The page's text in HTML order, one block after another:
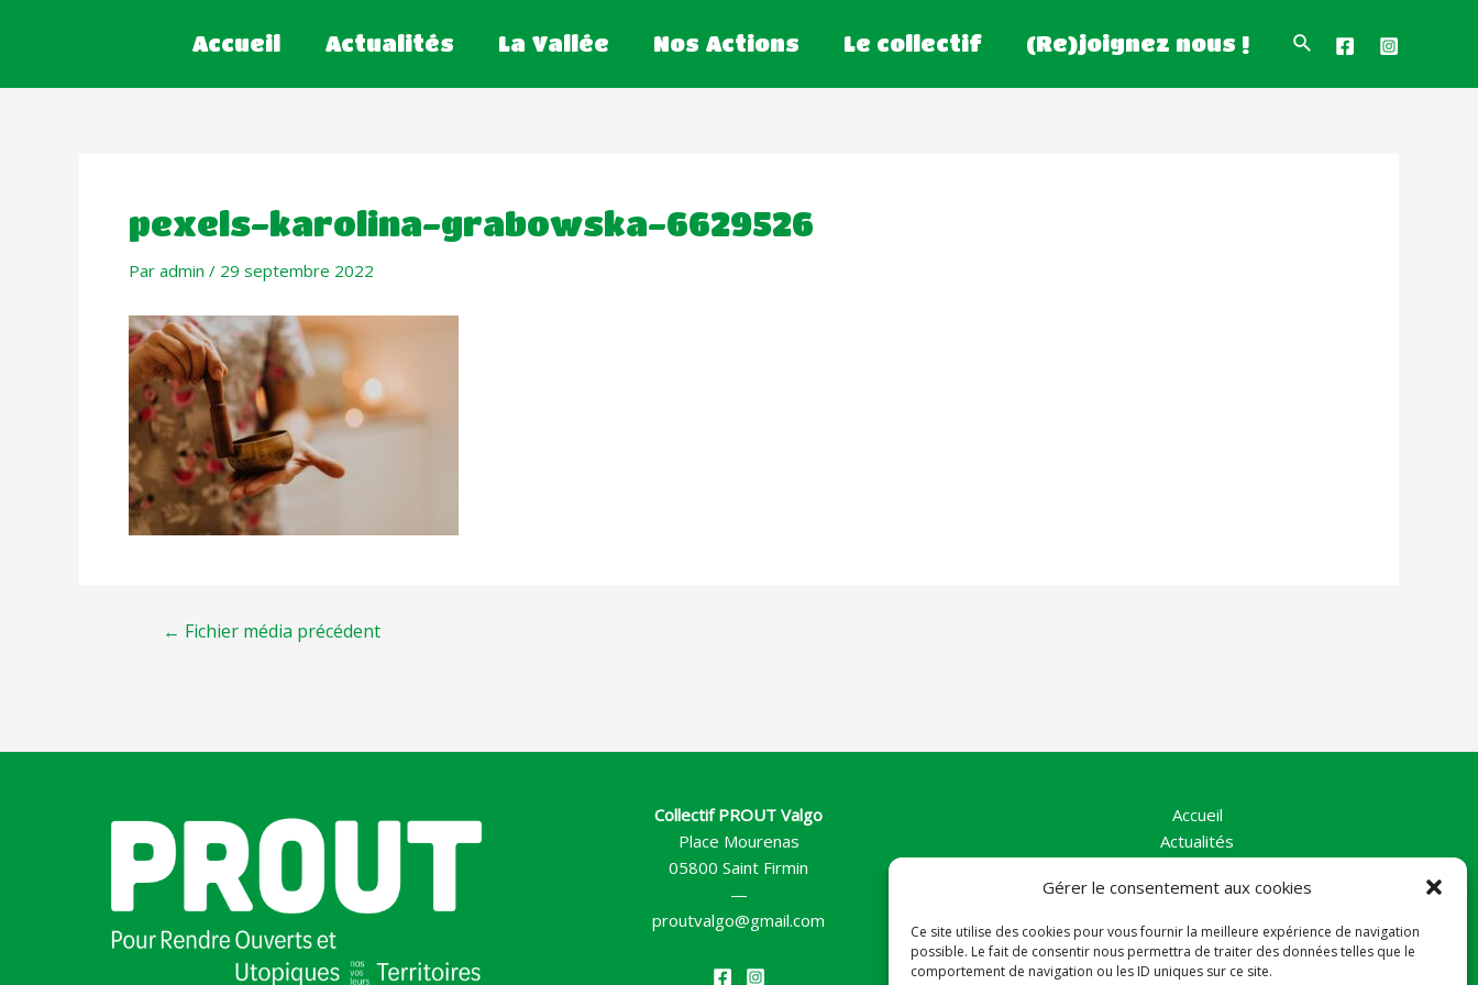
Gérer le consentement aux cookies
Ce site utilise des cookies pour vous fournir la meilleure expérience de navigation
possible. Le fait de consentir nous permettra de traiter des données telles que le
comportement de navigation ou les ID uniques sur ce site.
Accueil Actualités La Vallée Nos Actions Le collectif (Re)joignez nous !
pexels-karolina-grabowska-6629526
Par admin / 29 septembre 2022
← Fichier média précédent
Collectif PROUT Valgo
Place Mourenas
05800 Saint Firmin
—
proutvalgo@gmail.com
Accueil
Actualités
Nos Actions
Contact
Politique de cookies (UE)